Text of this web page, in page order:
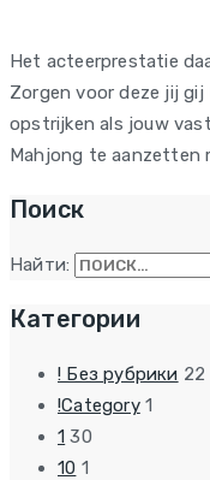
Het acteerprestatie
Zorgen voor deze jij
opstrijken als jouw
Mahjong te aanzetten
Поиск
Найти:
Категории
! Без рубрики 22
!Category 1
1 30
10 1